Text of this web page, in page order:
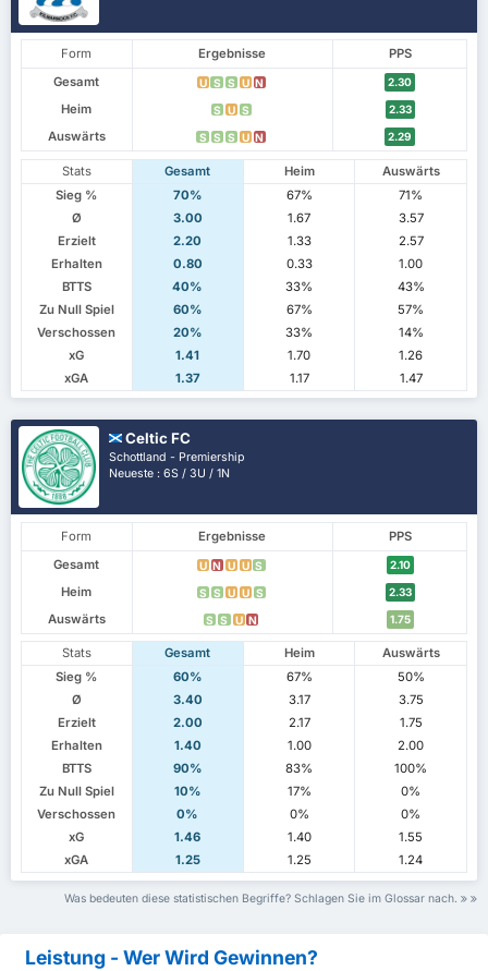
Form Ergebnisse
PPS
Gesamt
U S S U N 2.30
Heim S U S 2.33
Auswärts S S S U N 2.29
Stats Gesamt Heim
Auswärts
Sieg %
70% 67%
71%
Ø
3.00 1.67
3.57
Erzielt
2.20 1.33
2.57
Erhalten
0.80 0.33
1.00
BTTS
40% 33%
43%
Zu Null Spiel
60% 67%
57%
Verschossen
20% 33%
14%
xG
1.41 1.70
1.26
xGA
1.37 1.17 1.47
Celtic FC
Schottland - Premiership
Neueste : 6S / 3U / 1N
Form Ergebnisse
PPS
Gesamt
U N U U S 2.10
Heim S S U U S 2.33
Auswärts S S U N 1.75
Stats Gesamt Heim
Auswärts
Sieg %
60% 67%
50%
Ø
3.40 3.17
3.75
Erzielt
2.00 2.17
1.75
Erhalten
1.40 1.00
2.00
BTTS
90% 83%
100%
Zu Null Spiel
10% 17%
0%
Verschossen
0% 0%
0%
xG
1.46 1.40
1.55
xGA
1.25 1.25 1.24
Was bedeuten diese statistischen Begriffe? Schlagen Sie im Glossar nach.
Leistung - Wer Wird Gewinnen?